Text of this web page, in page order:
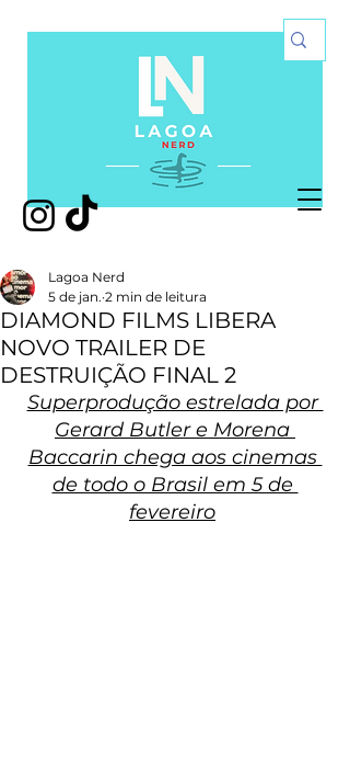
DIAMOND FILMS LIBERA
NOVO TRAILER DE
DESTRUIÇÃO FINAL 2
Lagoa Nerd
5 de jan. 2 min de leitura
Superprodução estrelada por
Gerard Butler e Morena
Baccarin chega aos cinemas
de todo o Brasil em 5 de
fevereiro